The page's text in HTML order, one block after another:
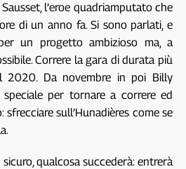
l’eroe quadriamputato che
di un anno fa. Si sono parlati, e
un progetto ambizioso ma, a
Correre la gara di durata più
2020. Da novembre in poi Billy
per tornare a correre ed
sull’Hunadières come se
qualcosa succederà: entrerà